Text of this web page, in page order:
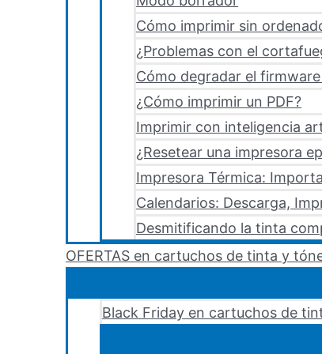
Cómo imprimir sin
¿Problemas con el
Cómo degradar el
¿Cómo imprimir un PDF?
Imprimir con inteligencia
¿Resetear una impresora
Impresora Térmica:
Calendarios: Descarga,
Desmitificando la tinta
OFERTAS en cartuchos de tinta y
Black Friday en cartuchos de